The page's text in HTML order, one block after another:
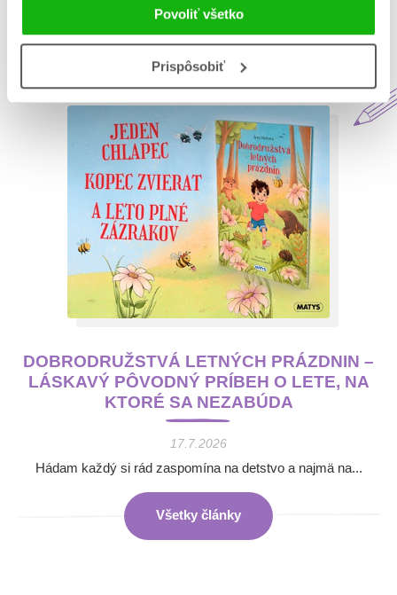
Povoliť všetko
Prispôsobiť
Aktuálne na blogu Matys
DOBRODRUŽSTVÁ LETNÝCH PRÁZDNIN –
LÁSKAVÝ PÔVODNÝ PRÍBEH O LETE, NA
KTORÉ SA NEZABÚDA
17.7.2026
Hádam každý si rád zaspomína na detstvo a najmä na...
Všetky články